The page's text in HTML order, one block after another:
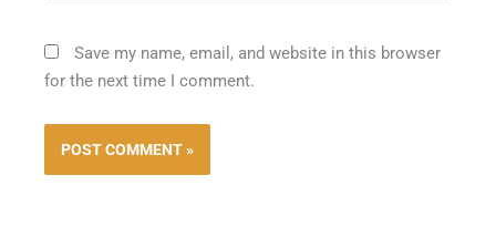
Save my name, email, and website in this browser
for the next time I comment.